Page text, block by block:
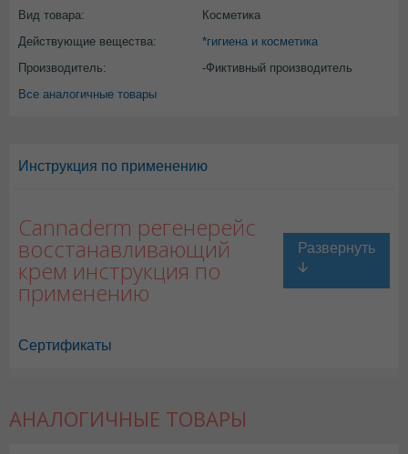
Вид товара:
Косметика
Действующие вещества:
*гигиена и косметика
Производитель:
-Фиктивный производитель
Все аналогичные товары
Инструкция по применению
Cannaderm регенерейс
восстанавливающий
крем инструкция по
применению
Сертификаты
АНАЛОГИЧНЫЕ ТОВАРЫ